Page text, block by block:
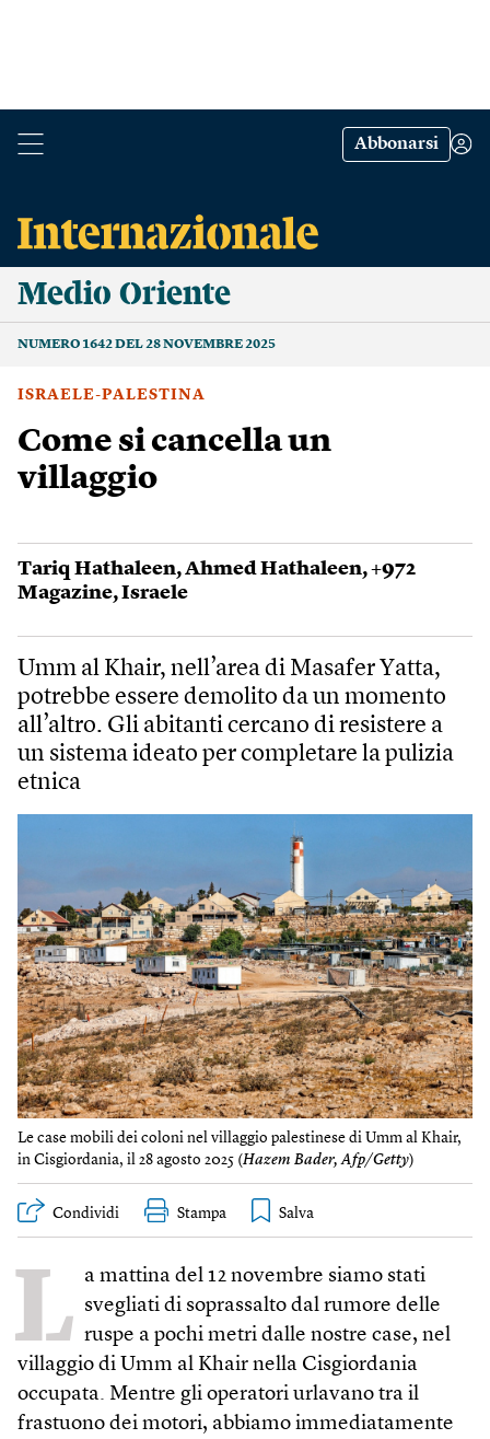
Abbonarsi
Medio Oriente
NUMERO 1642 DEL 28 NOVEMBRE 2025
ISRAELE-PALESTINA
Come si cancella un
villaggio
Tariq Hathaleen,Ahmed Hathaleen,+972
Magazine,Israele
Umm al Khair, nell’area di Masafer Yatta,
potrebbe essere demolito da un momento
all’altro. Gli abitanti cercano di resistere a
un sistema ideato per completare la pulizia
etnica
Le case mobili dei coloni nel villaggio palestinese di Umm al Khair,
in Cis­giordania, il 28 agosto 2025 (Hazem Bader, Afp/Getty)
Condividi Stampa
L a mattina del 12 novembre siamo stati
svegliati di soprassalto dal rumore delle
ruspe a pochi metri dalle nostre case, nel
villaggio di Umm al Khair nella Cisgiordania
occupata. Mentre gli operatori urlavano tra il
frastuono dei motori, abbiamo immediatamente